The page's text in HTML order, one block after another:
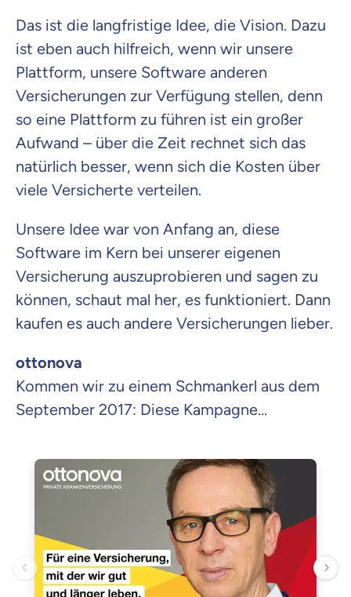
Das ist die langfristige Idee, die Vision. Dazu
ist eben auch hilfreich, wenn wir unsere
Plattform, unsere Software anderen
Versicherungen zur Verfügung stellen, denn
so eine Plattform zu führen ist ein großer
Aufwand – über die Zeit rechnet sich das
natürlich besser, wenn sich die Kosten über
viele Versicherte verteilen.
Unsere Idee war von Anfang an, diese
Software im Kern bei unserer eigenen
Versicherung auszuprobieren und sagen zu
können, schaut mal her, es funktioniert. Dann
kaufen es auch andere Versicherungen lieber.
ottonova
Kommen wir zu einem Schmankerl aus dem
September 2017: Diese Kampagne…